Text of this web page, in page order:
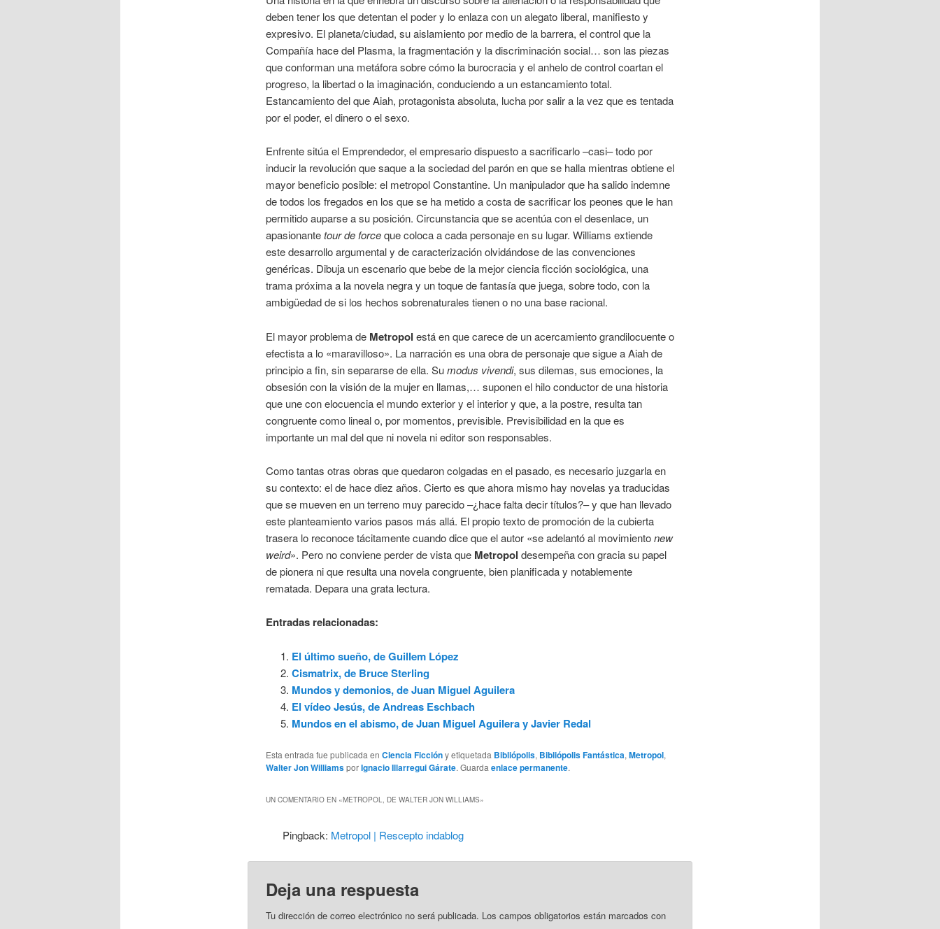
deben tener los que detentan el poder y lo enlaza con un alegato liberal, manifiesto y
expresivo. El planeta/ciudad, su aislamiento por medio de la barrera, el control que la
Compañía hace del Plasma, la fragmentación y la discriminación social… son las piezas
que conforman una metáfora sobre cómo la burocracia y el anhelo de control coartan el
progreso, la libertad o la imaginación, conduciendo a un estancamiento total.
Estancamiento del que Aiah, protagonista absoluta, lucha por salir a la vez que es tentada
por el poder, el dinero o el sexo.
Enfrente sitúa el Emprendedor, el empresario dispuesto a sacrificarlo –casi– todo por
inducir la revolución que saque a la sociedad del parón en que se halla mientras obtiene el
mayor beneficio posible: el metropol Constantine. Un manipulador que ha salido indemne
de todos los fregados en los que se ha metido a costa de sacrificar los peones que le han
permitido auparse a su posición. Circunstancia que se acentúa con el desenlace, un
apasionantetour de forceque coloca a cada personaje en su lugar. Williams extiende
este desarrollo argumental y de caracterización olvidándose de las convenciones
genéricas. Dibuja un escenario que bebe de la mejor ciencia ficción sociológica, una
trama próxima a la novela negra y un toque de fantasía que juega, sobre todo, con la
ambigüedad de si los hechos sobrenaturales tienen o no una base racional.
El mayor problema de Metropol está en que carece de un acercamiento grandilocuente o
efectista a lo «maravilloso». La narración es una obra de personaje que sigue a Aiah de
principio a fin, sin separarse de ella. Sumodus vivendi, sus dilemas, sus emociones, la
obsesión con la visión de la mujer en llamas,… suponen el hilo conductor de una historia
que une con elocuencia el mundo exterior y el interior y que, a la postre, resulta tan
congruente como lineal o, por momentos, previsible. Previsibilidad en la que es
importante un mal del que ni novela ni editor son responsables.
Como tantas otras obras que quedaron colgadas en el pasado, es necesario juzgarla en
su contexto: el de hace diez años. Cierto es que ahora mismo hay novelas ya traducidas
que se mueven en un terreno muy parecido –¿hace falta decir títulos?– y que han llevado
este planteamiento varios pasos más allá. El propio texto de promoción de la cubierta
trasera lo reconoce tácitamente cuando dice que el autor «se adelantó al movimientonew
weird». Pero no conviene perder de vista que Metropol desempeña con gracia su papel
de pionera ni que resulta una novela congruente, bien planificada y notablemente
rematada. Depara una grata lectura.
Entradas relacionadas:
El último sueño, de Guillem López
Cismatrix, de Bruce Sterling
Mundos y demonios, de Juan Miguel Aguilera
El vídeo Jesús, de Andreas Eschbach
Mundos en el abismo, de Juan Miguel Aguilera y Javier Redal
Esta entrada fue publicada en Ciencia Ficcióny etiquetada Bibliópolis, Bibliópolis Fantástica, Metropol,
Walter Jon WilliamsporIgnacio Illarregui Gárate. Guarda enlace permanente.
UN COMENTARIO EN «METROPOL, DE WALTER JON WILLIAMS»
Pingback: Metropol | Rescepto indablog
Deja una respuesta
Tu dirección de correo electrónico no será publicada. Los campos obligatorios están marcados con